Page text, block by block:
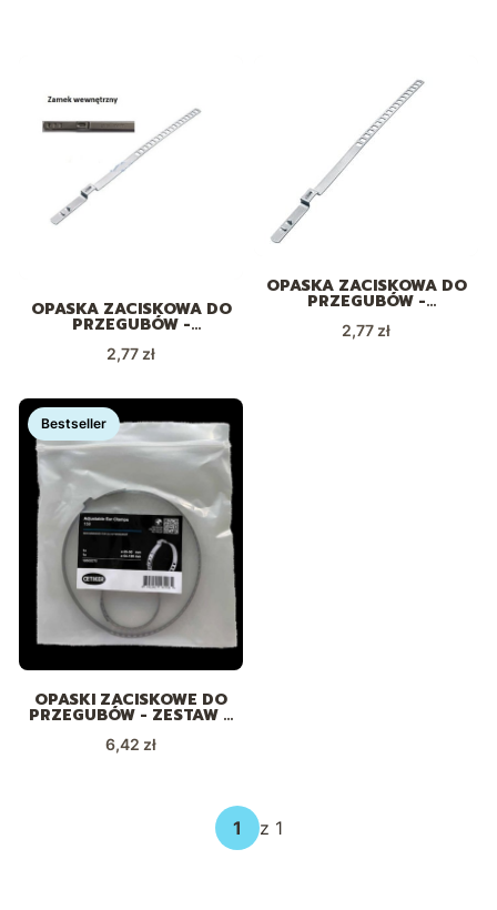
OPASKA ZACISKOWA DO
PRZEGUBÓW -
ZAMKIEM
Cena
2,77 zł
OPASKA ZACISKOWA DO
PRZEGUBÓW -
ZAMKIEM ZEWNĘTRZNYM
Cena
2,77 zł
Bestseller
OPASKI ZACISKOWE DO
PRZEGUBÓW - ZESTAW 2
Cena
6,42 zł
z 1